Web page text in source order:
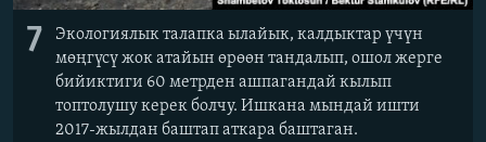
7
Экологиялык талапка ылайык, калдыктар үчүн
мөңгүсү жок атайын өрөөн тандалып, ошол жерге
бийиктиги 60 метрден ашпагандай кылып
топтолушу керек болчу. Ишкана мындай ишти
2017-жылдан баштап аткара баштаган.